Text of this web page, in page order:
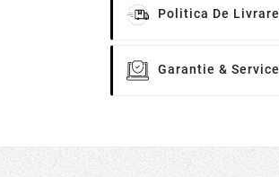
Politica De Livrare
Garantie & Service